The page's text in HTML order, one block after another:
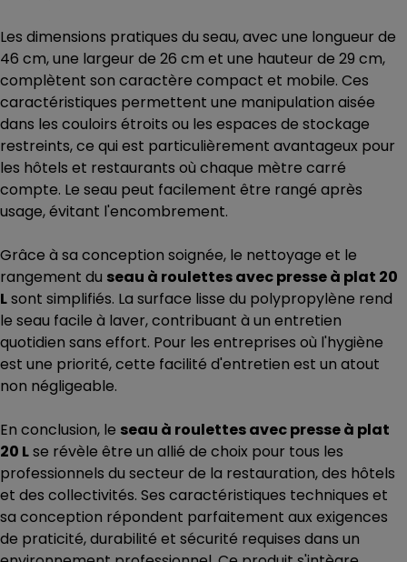
Les dimensions pratiques du seau, avec une longueur de
46 cm, une largeur de 26 cm et une hauteur de 29 cm,
complètent son caractère compact et mobile. Ces
caractéristiques permettent une manipulation aisée
dans les couloirs étroits ou les espaces de stockage
restreints, ce qui est particulièrement avantageux pour
les hôtels et restaurants où chaque mètre carré
compte. Le seau peut facilement être rangé après
usage, évitant l'encombrement.
Grâce à sa conception soignée, le nettoyage et le
rangement du seau à roulettes avec presse à plat 20
Lsont simplifiés. La surface lisse du polypropylène rend
le seau facile à laver, contribuant à un entretien
quotidien sans effort. Pour les entreprises où l'hygiène
est une priorité, cette facilité d'entretien est un atout
non négligeable.
En conclusion, le seau à roulettes avec presse à plat
20 Lse révèle être un allié de choix pour tous les
professionnels du secteur de la restauration, des hôtels
et des collectivités. Ses caractéristiques techniques et
sa conception répondent parfaitement aux exigences
de praticité, durabilité et sécurité requises dans un